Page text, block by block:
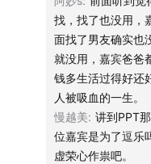
十八岁时我对自
但世界好像并不奖赏这
小猫在新家中自
窝囊气都不重要了
找，找了也没用，
面找了男友确实也
就没用，嘉宾爸爸
钱多生活过得好还
人被吸血的一生。
慢越美: 讲到PPT
位嘉宾是为了逗乐
虚荣心作祟吧。